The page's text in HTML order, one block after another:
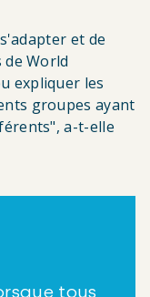
et de
World
expliquer les
groupes ayant
a-t-elle
tous